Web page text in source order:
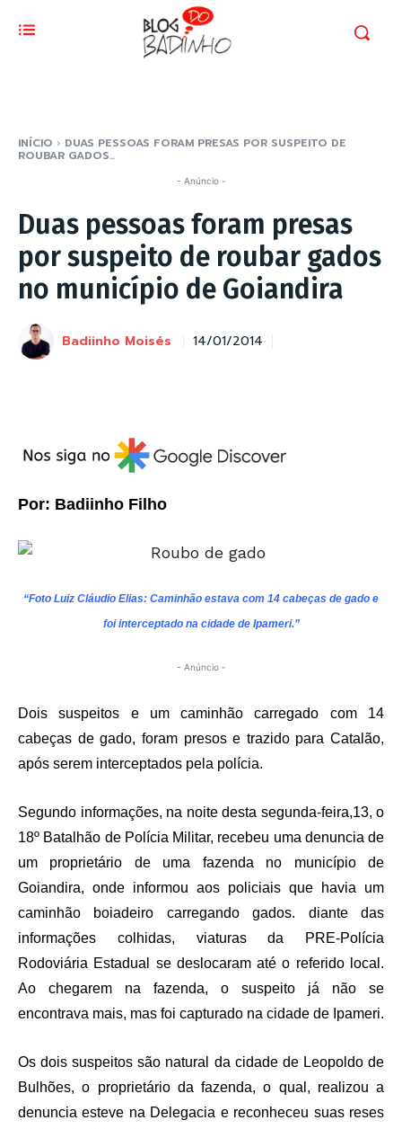
INÍCIO DUAS PESSOAS FORAM PRESAS POR SUSPEITO DE
ROUBAR GADOS...
- Anúncio -
Duas pessoas foram presas
por suspeito de roubar gados
no município de Goiandira
Badiinho Moisés 14/01/2014
Por: Badiinho Filho
“Foto Luiz Cláudio Elias: Caminhão estava com 14 cabeças de gado e
foi interceptado na cidade de Ipameri.”
- Anúncio -
Dois suspeitos e um caminhão carregado com 14
cabeças de gado, foram presos e trazido para Catalão,
após serem interceptados pela polícia.
Segundo informações, na noite desta segunda-feira,13, o
18º Batalhão de Polícia Militar, recebeu uma denuncia de
um proprietário de uma fazenda no município de
Goiandira, onde informou aos policiais que havia um
caminhão boiadeiro carregando gados. diante das
informações colhidas, viaturas da PRE-Polícia
Rodoviária Estadual se deslocaram até o referido local.
Ao chegarem na fazenda, o suspeito já não se
encontrava mais, mas foi capturado na cidade de Ipameri.
Os dois suspeitos são natural da cidade de Leopoldo de
Bulhões, o proprietário da fazenda, o qual, realizou a
denuncia esteve na Delegacia e reconheceu suas reses